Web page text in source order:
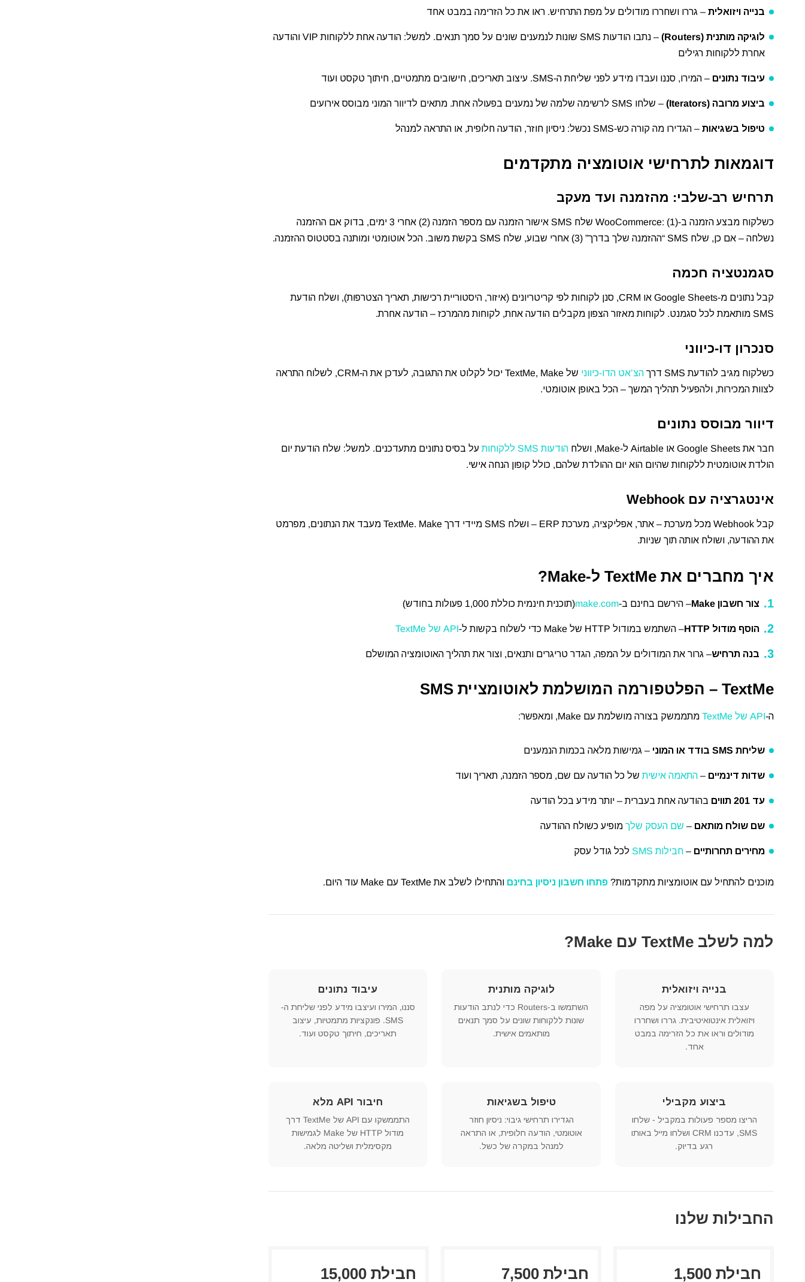
בנייה ויזואלית – גררו ושחררו מודולים על מפת התרחיש. ראו את כל הזרימה במבט אחד
לוגיקה מותנית (Routers)
– נתבו הודעות SMS שונות לנמענים שונים על סמך תנאים. למשל: הודעה אחת ללקוחות VIP והודעה
אחרת ללקוחות רגילים
עיבוד נתונים – המירו, סננו ועבדו מידע לפני שליחת ה-SMS. עיצוב תאריכים, חישובים מתמטיים, חיתוך טקסט ועוד
ביצוע מרובה (Iterators) – שלחו SMS לרשימה שלמה של נמענים בפעולה אחת. מתאים לדיוור המוני מבוסס אירועים
טיפול בשגיאות – הגדירו מה קורה כש-SMS נכשל: ניסיון חוזר, הודעה חלופית, או התראה למנהל
דוגמאות לתרחישי אוטומציה מתקדמים
תרחיש רב-שלבי: מהזמנה ועד מעקב
כשלקוח מבצע הזמנה ב-WooCommerce: (1) שלח SMS אישור הזמנה עם מספר הזמנה (2) אחרי 3 ימים, בדוק אם ההזמנה
נשלחה – אם כן, שלח SMS “ההזמנה שלך בדרך” (3) אחרי שבוע, שלח SMS בקשת משוב. הכל אוטומטי ומותנה בסטטוס ההזמנה.
סגמנטציה חכמה
קבל נתונים מ-Google Sheets או CRM, סנן לקוחות לפי קריטריונים (איזור, היסטוריית רכישות, תאריך הצטרפות), ושלח הודעת
SMS מותאמת לכל סגמנט. לקוחות מאזור הצפון מקבלים הודעה אחת, לקוחות מהמרכז – הודעה אחרת.
סנכרון דו-כיווני
כשלקוח מגיב להודעת SMS דרך הצ’אט הדו-כיווני
של TextMe, Make יכול לקלוט את התגובה, לעדכן את ה-CRM, לשלוח התראה
לצוות המכירות, ולהפעיל תהליך המשך – הכל באופן אוטומטי.
דיוור מבוסס נתונים
חבר את Google Sheets או Airtable ל-Make, ושלח הודעות SMS ללקוחות
על בסיס נתונים מתעדכנים. למשל: שלח הודעת יום
הולדת אוטומטית ללקוחות שהיום הוא יום ההולדת שלהם, כולל קופון הנחה אישי.
אינטגרציה עם Webhook
קבל Webhook מכל מערכת – אתר, אפליקציה, מערכת ERP – ושלח SMS מיידי דרך TextMe. Make מעבד את הנתונים, מפרמט
את ההודעה, ושולח אותה תוך שניות.
איך מחברים את TextMe ל-Make?
צור חשבון Make – הירשם בחינם ב-make.com(תוכנית חינמית כוללת 1,000 פעולות בחודש)
הוסף מודול HTTP – השתמש במודול HTTP של Make כדי לשלוח בקשות ל- API של TextMe
בנה תרחיש– גרור את המודולים על המפה, הגדר טריגרים ותנאים, וצור את תהליך האוטומציה המושלם
TextMe – הפלטפורמה המושלמת לאוטומציית SMS
ה-API של TextMe מתממשק בצורה מושלמת עם Make, ומאפשר:
שליחת SMS בודד או המוני – גמישות מלאה בכמות הנמענים
שדות דינמיים – התאמה אישית של כל הודעה עם שם, מספר הזמנה, תאריך ועוד
עד 201 תווים בהודעה אחת בעברית – יותר מידע בכל הודעה
שם שולח מותאם – שם העסק שלך מופיע כשולח ההודעה
מחירים תחרותיים – חבילות SMS לכל גודל עסק
מוכנים להתחיל עם אוטומציות מתקדמות? פתחו חשבון ניסיון בחינם והתחילו לשלב את TextMe עם Make עוד היום.
למה לשלב TextMe עם Make?
בנייה ויזואלית
עצבו תרחישי אוטומציה על מפה
ויזואלית אינטואיטיבית. גררו ושחררו
מודולים וראו את כל הזרימה במבט
אחד.
לוגיקה מותנית
השתמשו ב-Routers כדי לנתב הודעות
שונות ללקוחות שונים על סמך תנאים
מותאמים אישית.
עיבוד נתונים
סננו, המירו ועיצבו מידע לפני שליחת ה-
SMS. פונקציות מתמטיות, עיצוב
תאריכים, חיתוך טקסט ועוד.
ביצוע מקבילי
הריצו מספר פעולות במקביל - שלחו
SMS, עדכנו CRM ושלחו מייל באותו
רגע בדיוק.
טיפול בשגיאות
הגדירו תרחישי גיבוי: ניסיון חוזר
אוטומטי, הודעה חלופית, או התראה
למנהל במקרה של כשל.
חיבור API מלא
התממשקו עם API של TextMe דרך
מודול HTTP של Make לגמישות
מקסימלית ושליטה מלאה.
החבילות שלנו
חבילת 1,500
חבילת 7,500
חבילת 15,000